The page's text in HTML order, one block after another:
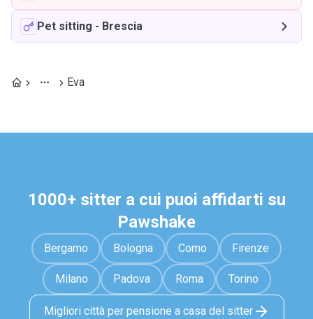
Pet sitting - Brescia
Eva
1000+ sitter a cui puoi affidarti su
Pawshake
Bergamo Bologna Como Firenze
Milano Padova Roma Torino
Migliori città per pensione a casa del sitter